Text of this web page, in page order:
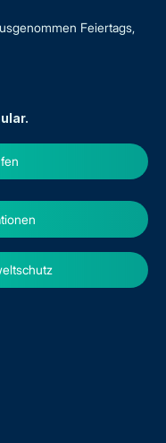
Feiertags,
.